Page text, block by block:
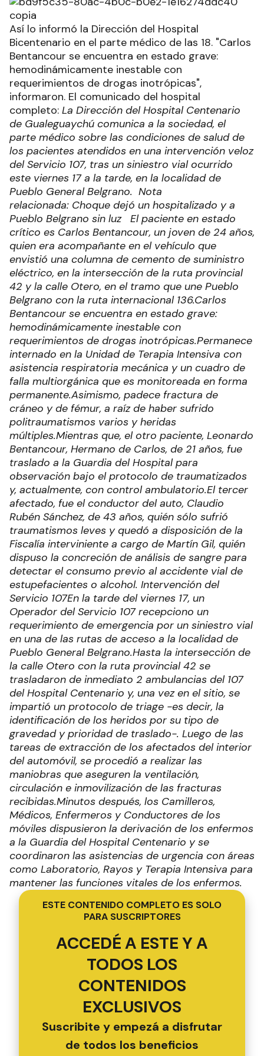
Así lo informó la Dirección del Hospital
Bicentenario en el parte médico de las 18. "Carlos
Bentancour se encuentra en estado grave:
hemodinámicamente inestable con
requerimientos de drogas inotrópicas",
informaron. El comunicado del hospital
completo: La Dirección del Hospital Centenario
de Gualeguaychú comunica a la sociedad, el
parte médico sobre las condiciones de salud de
los pacientes atendidos en una intervención veloz
del Servicio 107, tras un siniestro vial ocurrido
este viernes 17 a la tarde, en la localidad de
Pueblo General Belgrano. Nota
relacionada: Choque dejó un hospitalizado y a
Pueblo Belgrano sin luz El paciente en estado
crítico es Carlos Bentancour, un joven de 24 años,
quien era acompañante en el vehículo que
envistió una columna de cemento de suministro
eléctrico, en la intersección de la ruta provincial
42 y la calle Otero, en el tramo que une Pueblo
Belgrano con la ruta internacional 136.Carlos
Bentancour se encuentra en estado grave:
hemodinámicamente inestable con
requerimientos de drogas inotrópicas.Permanece
internado en la Unidad de Terapia Intensiva con
asistencia respiratoria mecánica y un cuadro de
falla multiorgánica que es monitoreada en forma
permanente.Asimismo, padece fractura de
cráneo y de fémur, a raíz de haber sufrido
politraumatismos varios y heridas
múltiples.Mientras que, el otro paciente, Leonardo
Bentancour, Hermano de Carlos, de 21 años, fue
traslado a la Guardia del Hospital para
observación bajo el protocolo de traumatizados
y, actualmente, con control ambulatorio.El tercer
afectado, fue el conductor del auto, Claudio
Rubén Sánchez, de 43 años, quién sólo sufrió
traumatismos leves y quedó a disposición de la
Fiscalía interviniente a cargo de Martín Gil, quién
dispuso la concreción de análisis de sangre para
detectar el consumo previo al accidente vial de
estupefacientes o alcohol. Intervención del
Servicio 107En la tarde del viernes 17, un
Operador del Servicio 107 recepciono un
requerimiento de emergencia por un siniestro vial
en una de las rutas de acceso a la localidad de
Pueblo General Belgrano.Hasta la intersección de
la calle Otero con la ruta provincial 42 se
trasladaron de inmediato 2 ambulancias del 107
del Hospital Centenario y, una vez en el sitio, se
impartió un protocolo de triage -es decir, la
identificación de los heridos por su tipo de
gravedad y prioridad de traslado-. Luego de las
tareas de extracción de los afectados del interior
del automóvil, se procedió a realizar las
maniobras que aseguren la ventilación,
circulación e inmovilización de las fracturas
recibidas.Minutos después, los Camilleros,
Médicos, Enfermeros y Conductores de los
móviles dispusieron la derivación de los enfermos
a la Guardia del Hospital Centenario y se
coordinaron las asistencias de urgencia con áreas
como Laboratorio, Rayos y Terapia Intensiva para
mantener las funciones vitales de los enfermos.
ESTE CONTENIDO COMPLETO ES SOLO
PARA SUSCRIPTORES
ACCEDÉ A ESTE Y A
TODOS LOS
CONTENIDOS
EXCLUSIVOS
Suscribite y empezá a disfrutar
de todos los beneficios